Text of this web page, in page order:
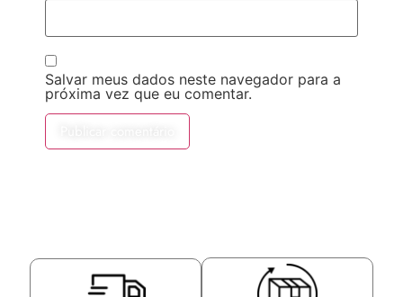
Salvar meus dados neste navegador para a
próxima vez que eu comentar.